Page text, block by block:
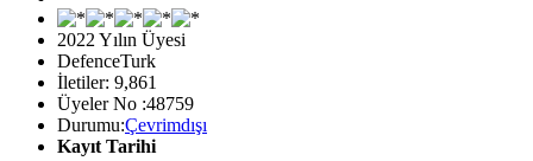
2022 Yılın Üyesi
DefenceTurk
İletiler: 9,861
Üyeler No :48759
Durumu:Çevrimdışı
Kayıt Tarihi